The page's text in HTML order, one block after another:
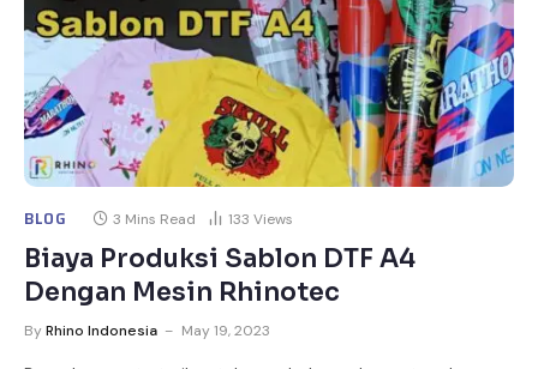
BLOG 3 Mins Read 133 Views
Biaya Produksi Sablon DTF A4
Dengan Mesin Rhinotec
ByRhino Indonesia May 19, 2023